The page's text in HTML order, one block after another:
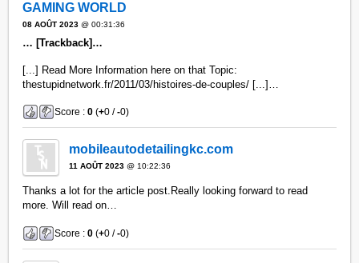
GAMING WORLD
08 AOÛT 2023 @ 00:31:36
… [Trackback]…
[...] Read More Information here on that Topic:
thestupidnetwork.fr/2011/03/histoires-de-couples/ [...]…
Score :0 (+0 /-0)
mobileautodetailingkc.com
11 AOÛT 2023 @ 10:22:36
Thanks a lot for the article post.Really looking forward to read
more. Will read on…
Score :0 (+0 /-0)